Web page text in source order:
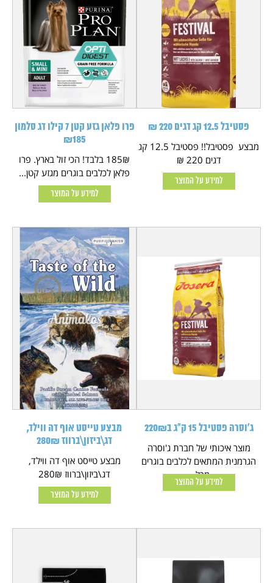
פסטיבל 12.5 קג דגים 220 ₪
מבצע פסטיבל!! פסטיבל 12.5 קג
דגים 220 ₪
למידע על המוצר
פרו פלאן גזע קטן 7 קילו דג סלמון
₪185
185₪ בלבד! הכי זול בארץ. פרו
פלאן לכלבים בוגרים מגזע קטן...
למידע על המוצר
ג'וסרה פסטיבל 15 ק"ג ב220₪
מוצר איכותי של חברת ג'וסרה
הגרמנית המתאים לכלבים בוגרים
מכל...
למידע על המוצר
מבצע טייסט אוף דה ווילד,
דג\ביזון\ברווז 280₪
מבצע טייסט אוף דה ווילד,
דג\ביזון\ברווז 280₪
למידע על המוצר